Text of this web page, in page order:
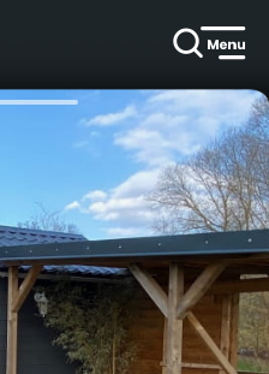
Les Nuits Insolites de la Mothe - Tiny House avec SPA privatif